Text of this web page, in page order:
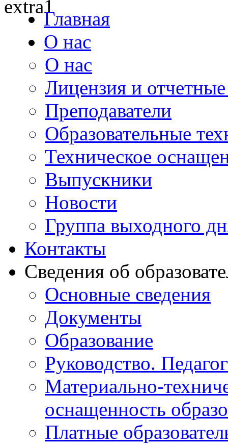
Главная
О нас
О нас
Лицензия и
Преподаватели
Образовательные
Техническое
Выпускники
Новости
Группа выходного
Контакты
Сведения об
Основные сведения
Документы
Образование
Руководство.
Материально-
оснащенность
Платные